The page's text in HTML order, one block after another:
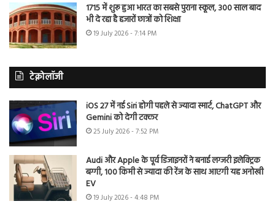
1715 में शुरू हुआ भारत का सबसे पुराना स्कूल, 300 साल बाद
भी दे रहा है हजारों छात्रों को शिक्षा
19 July 2026 - 7:14 PM
टेक्नोलॉजी
iOS 27 में नई Siri होगी पहले से ज्यादा स्मार्ट, ChatGPT और
Gemini को देगी टक्कर
25 July 2026 - 7:52 PM
Audi और Apple के पूर्व डिजाइनरों ने बनाई लग्जरी इलेक्ट्रिक
बग्गी, 100 किमी से ज्यादा की रेंज के साथ आएगी यह अनोखी
EV
19 July 2026 - 4:48 PM